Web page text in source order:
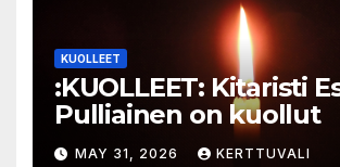
KUOLLEET
:KUOLLEET: Kitaristi
Pulliainen on kuollut
MAY 31, 2026 KERTTUVALI